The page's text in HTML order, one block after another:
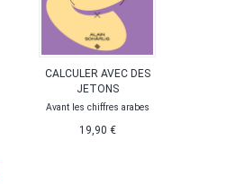
CALCULER AVEC DES
JETONS
Avant les chiffres arabes
19,90 €